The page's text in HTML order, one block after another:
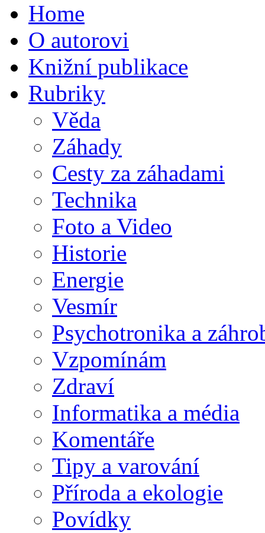
Home
O autorovi
Knižní publikace
Rubriky
Věda
Záhady
Cesty za záhadami
Technika
Foto a Video
Historie
Energie
Vesmír
Psychotronika a
Vzpomínám
Zdraví
Informatika a média
Komentáře
Tipy a varování
Příroda a ekologie
Povídky